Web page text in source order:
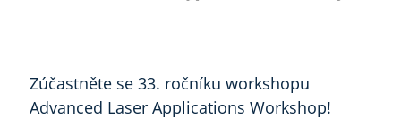
Zúčastněte se 33. ročníku workshopu
Advanced Laser Applications Workshop!